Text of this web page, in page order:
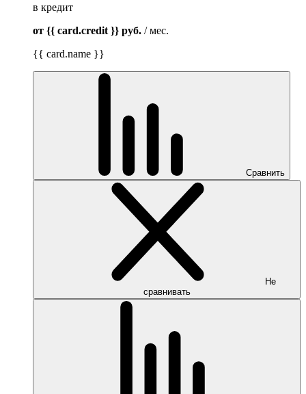
в кредит
от {{ card.credit }} руб. / мес.
{{ card.name }}
Сравнить
Не
сравнивать